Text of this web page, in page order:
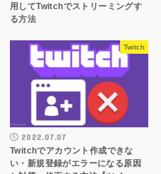
用してTwitchでストリーミングす
る方法
Twitch
2022.07.07
Twitchでアカウント作成できな
い・新規登録がエラーになる原因